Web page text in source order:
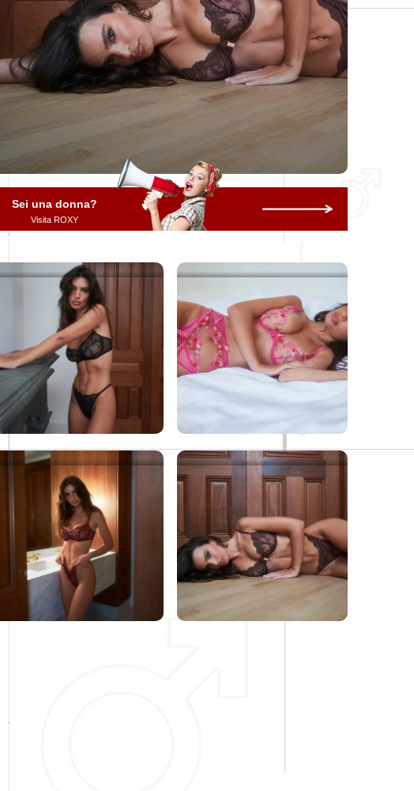
Sei una donna?
Visita ROXY